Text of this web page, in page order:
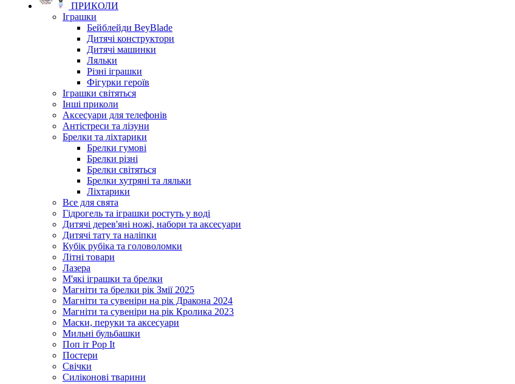
ПРИКОЛИ
Іграшки
Бейблейди BeyBlade
Дитячі конструктори
Дитячі машинки
Ляльки
Різні іграшки
Фігурки героїв
Іграшки світяться
Інші приколи
Аксесуари для телефонів
Антістреси та лізуни
Брелки та ліхтарики
Брелки гумові
Брелки різні
Брелки світяться
Брелки хутряні та ляльки
Ліхтарики
Все для свята
Гідрогель та іграшки ростуть у воді
Дитячі дерев'яні ножі, набори та аксесуари
Дитячі тату та наліпки
Кубік рубіка та головоломки
Літні товари
Лазера
М'які іграшки та брелки
Магніти та брелки рік Змії 2025
Магніти та сувеніри на рік Дракона 2024
Магніти та сувеніри на рік Кролика 2023
Маски, перуки та аксесуари
Мильні бульбашки
Поп іт Pop It
Постери
Свічки
Силіконові тварини